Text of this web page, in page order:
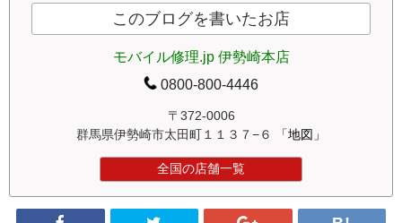
このブログを書いたお店
モバイル修理.jp 伊勢崎本店
0800-800-4446
〒372-0006
群馬県伊勢崎市太田町１１３７−６
「地図」
全国の店舗一覧